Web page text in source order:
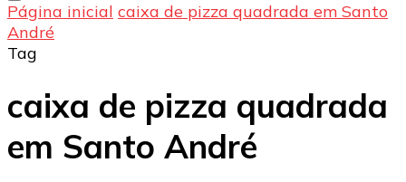
Página inicial caixa de pizza quadrada em Santo
André
Tag
caixa de pizza quadrada
em Santo André